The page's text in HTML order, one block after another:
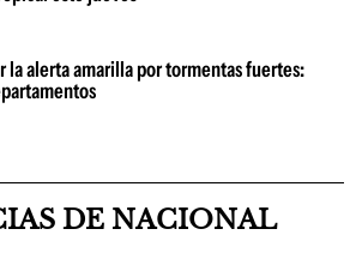
la alerta amarilla por tormentas fuertes:
DE NACIONAL